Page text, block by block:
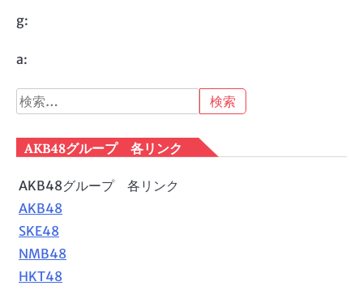
g:
a:
検
索:
AKB48グループ 各リンク
AKB48グループ 各リンク
AKB48
SKE48
NMB48
HKT48